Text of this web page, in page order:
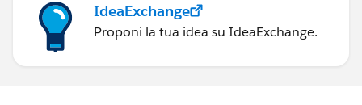
IdeaExchange
Proponi la tua idea su IdeaExchange.